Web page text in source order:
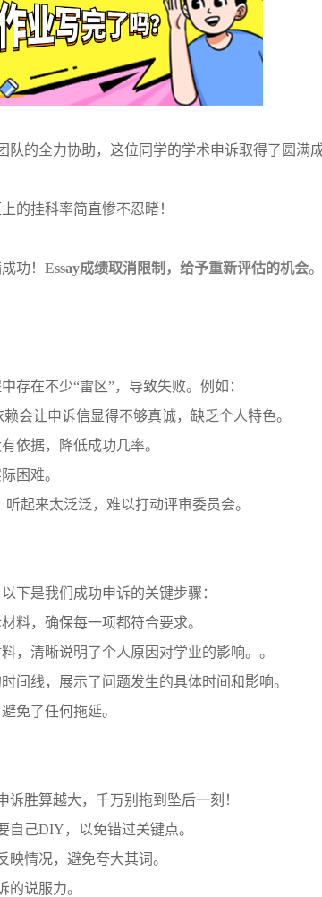
队的全力协助，这位同学的学术申诉取得了圆满
的挂科率简直惨不忍睹！
功！ Essay成绩取消限制，给予重新评估的机会。
存在不少“雷区”，导致失败。例如：
会让申诉信显得不够真诚，缺乏个人特色。
依据，降低成功几率。
困难。
起来太泛泛，难以打动评审委员会。
下是我们成功申诉的关键步骤：
料，确保每一项都符合要求。
，清晰说明了个人原因对学业的影响。。
间线，展示了问题发生的具体时间和影响。
免了任何拖延。
诉胜算越大，千万别拖到坠后一刻！
自己DIY，以免错过关键点。
情况，避免夸大其词。
的说服力。